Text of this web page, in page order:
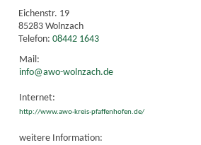
Eichenstr. 19
85283 Wolnzach
Telefon: 08442 1643
Mail:
info@awo-wolnzach.de
Internet:
http://www.awo-kreis-pfaffenhofen.de/
weitere Information: